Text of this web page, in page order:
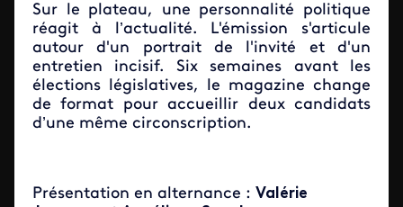
Sur le plateau, une personnalité politique
réagit à l’actualité. L'émission s'articule
autour d'un portrait de l'invité et d'un
entretien incisif. Six semaines avant les
élections législatives, le magazine change
de format pour accueillir deux candidats
d’une même circonscription.
Présentation en alternance : Valérie